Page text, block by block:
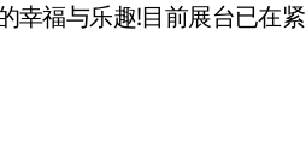
福与乐趣!目前展台已在紧